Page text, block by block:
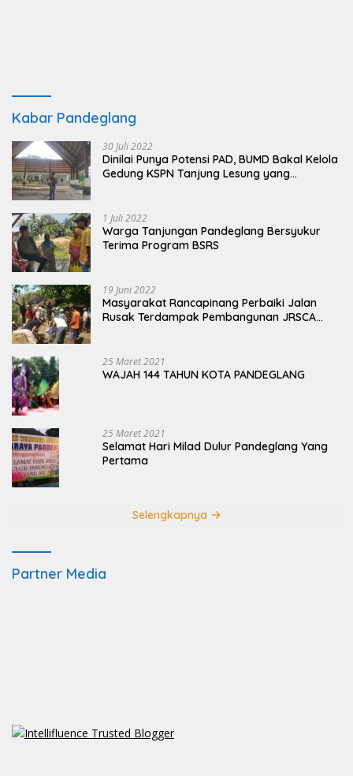
Kabar Pandeglang
30 Juli 2022
Dinilai Punya Potensi PAD, BUMD Bakal Kelola
Gedung KSPN Tanjung Lesung yang
1 Juli 2022
Warga Tanjungan Pandeglang Bersyukur
Terima Program BSRS
19 Juni 2022
Masyarakat Rancapinang Perbaiki Jalan
Rusak Terdampak Pembangunan JRSCA
25 Maret 2021
WAJAH 144 TAHUN KOTA PANDEGLANG
25 Maret 2021
Selamat Hari Milad Dulur Pandeglang Yang
Pertama
Selengkapnya
Partner Media